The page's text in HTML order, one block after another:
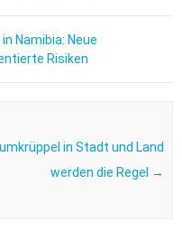
Namibia: Neue
Risiken
in Stadt und Land
werden die Regel →